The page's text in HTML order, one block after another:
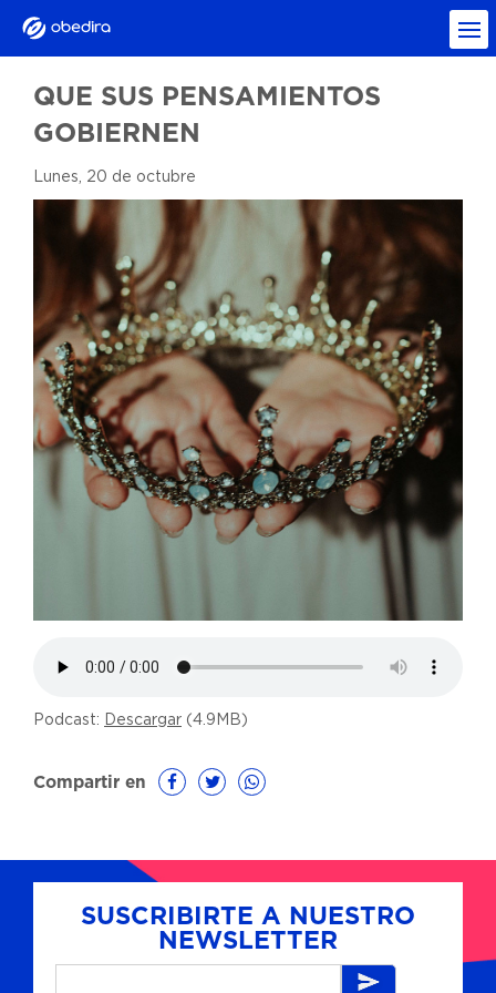
QUE SUS PENSAMIENTOS
GOBIERNEN
Lunes, 20 de octubre
Podcast: Descargar (4.9MB)
Compartir en
SUSCRIBIRTE A NUESTRO
NEWSLETTER